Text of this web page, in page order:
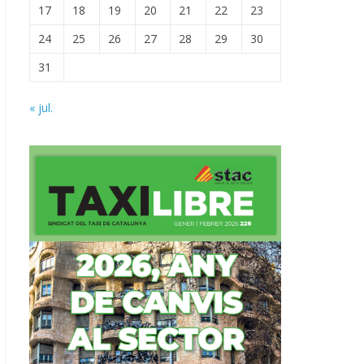
17 18 19 20 21 22
23
24
25 26 27 28 29
30
31
« jul.